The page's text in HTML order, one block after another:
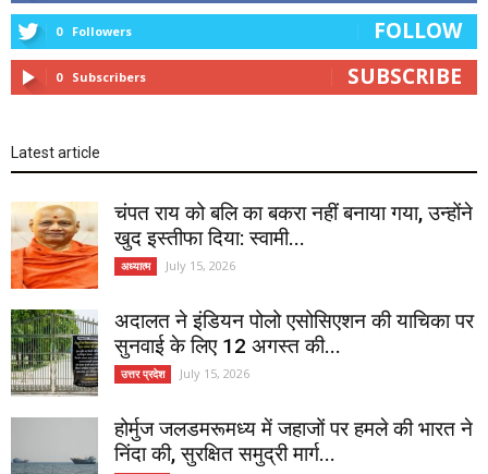
0 Followers FOLLOW
0 Subscribers SUBSCRIBE
Latest article
चंपत राय को बलि का बकरा नहीं बनाया गया, उन्होंने
खुद इस्तीफा दिया: स्वामी...
अध्यात्म July 15, 2026
अदालत ने इंडियन पोलो एसोसिएशन की याचिका पर
सुनवाई के लिए 12 अगस्त की...
उत्तर प्रदेश July 15, 2026
होर्मुज जलडमरूमध्य में जहाजों पर हमले की भारत ने
निंदा की, सुरक्षित समुद्री मार्ग...